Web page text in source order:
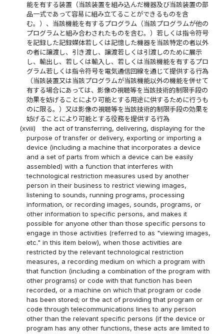
能を有する装置（当該装置を組み込んだ機器及び当該装置の部
品一式であって容易に組み立てることができるものを含
む。）、当該機能を有するプログラム（当該プログラムが他の
プログラムと組み合わされたものを含む。）若しくは指令符号
を記録した記録媒体若しくは記憶した機器を当該特定の者以外
の者に譲渡し、引き渡し、譲渡若しくは引渡しのために展示
し、輸出し、若しくは輸入し、若しくは当該機能を有するプロ
グラム若しくは指令符号を電気通信回線を通じて提供する行為
（当該装置又は当該プログラムが当該機能以外の機能を併せて
有する場合にあっては、影像の視聴等を当該技術的制限手段の
効果を妨げることにより可能とする用途に供するために行うも
のに限る。）又は影像の視聴等を当該技術的制限手段の効果を
妨げることにより可能とする役務を提供する行為
(xviii)
the act of transferring, delivering, displaying for the
purpose of transfer or delivery, exporting or importing a
device (including a machine that incorporates a device
and a set of parts from which a device can be easily
assembled) with a function that interferes with
technological restriction measures used by another
person in their business to restrict viewing images,
listening to sounds, running programs, processing
information, or recording images, sounds, programs, or
other information to specific persons, and makes it
possible for anyone other than those specific persons to
engage in those activities (referred to as "viewing images,
etc." in this item below), when those activities are
restricted by the relevant technological restriction
measures, a recording medium on which a program with
that function (including a combination of the program with
other programs) or code with that function has been
recorded, or a machine on which that program or code
has been stored; or the act of providing that program or
code through telecommunications lines to any person
other than the relevant specific persons (if the device or
program has any other functions, these acts are limited to